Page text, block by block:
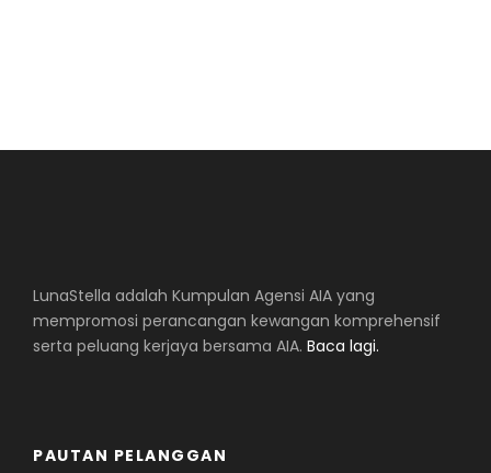
LunaStella adalah Kumpulan Agensi AIA yang
mempromosi perancangan kewangan komprehensif
serta peluang kerjaya bersama AIA. Baca lagi.
PAUTAN PELANGGAN